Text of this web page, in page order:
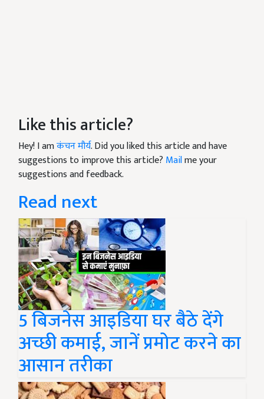
Like this article?
Hey! I amकंचन मौर्य. Did you liked this article and have
suggestions to improve this article? Mailme your
suggestions and feedback.
Read next
5 बिजनेस आइडिया घर बैठे देंगे
अच्छी कमाई, जानें प्रमोट करने का
आसान तरीका